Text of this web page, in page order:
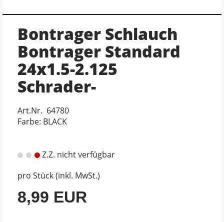
Bontrager Schlauch
Bontrager Standard
24x1.5-2.125
Schrader-
Art.Nr. 64780
Farbe: BLACK
Z.Z. nicht verfügbar
pro Stück (inkl. MwSt.)
8,99 EUR